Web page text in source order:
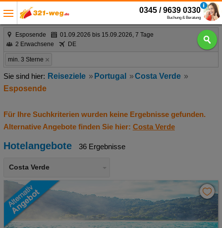
0345 / 9639 0330
Buchung & Beratung
Esposende
01.09.2026 bis 15.09.2026, 7 Tage
2 Erwachsene
DE
min. 3 Sterne
Reiseziele Portugal
Costa Verde
Esposende
Für Ihre Suchkriterien wurden keine Ergebnisse gefunden.
Alternative Angebote finden Sie hier: Costa Verde
Hotelangebote 36 Ergebnisse
Costa Verde